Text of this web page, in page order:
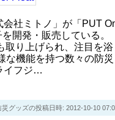
社ミトノ」が「PUT
開発・販売している。
取り上げられ、注目を浴
な機能を持つ数々の防災
イフジ…
グッズの投稿日時: 2012-10-10